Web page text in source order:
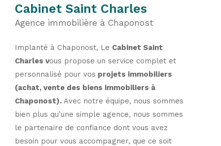
Cabinet Saint Charles
Agence immobilière à Chaponost
Implanté à Chaponost, Le Cabinet Saint
Charles vous propose un service complet et
personnalisé pour vos projets immobiliers
(achat, vente des biens immobiliers à
Chaponost). Avec notre équipe, nous sommes
bien plus qu’une simple agence, nous sommes
le partenaire de confiance dont vous avez
besoin pour vous accompagner, que ce soit